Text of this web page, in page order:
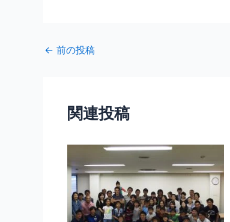
← 前の投稿
関連投稿